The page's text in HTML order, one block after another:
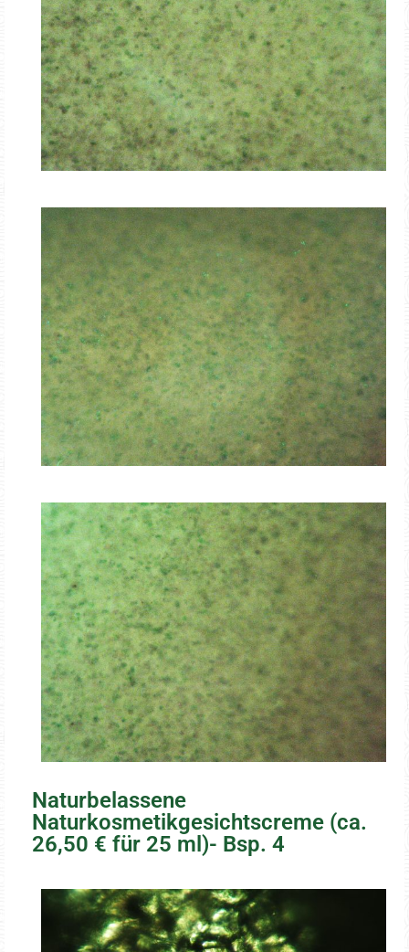
Naturbelassene
Naturkosmetikgesichtscreme (ca.
26,50 € für 25 ml)- Bsp. 4